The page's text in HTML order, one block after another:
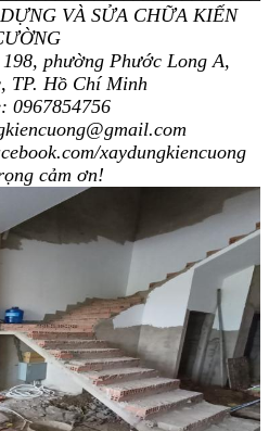
VÀ SỬA CHỮA KIẾN
phường Phước Long A,
TP. Hồ Chí Minh
0967854756
xaydungkiencuong
cảm ơn!